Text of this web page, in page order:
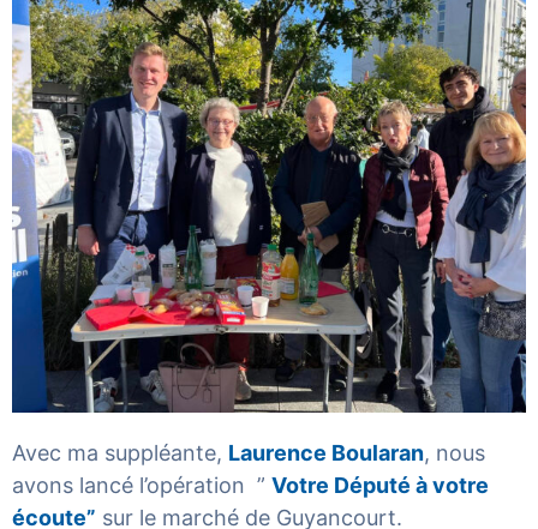
Avec ma suppléante, Laurence Boularan, nous
avons lancé l’opération ” Votre Député à votre
écoute” sur le marché de Guyancourt.